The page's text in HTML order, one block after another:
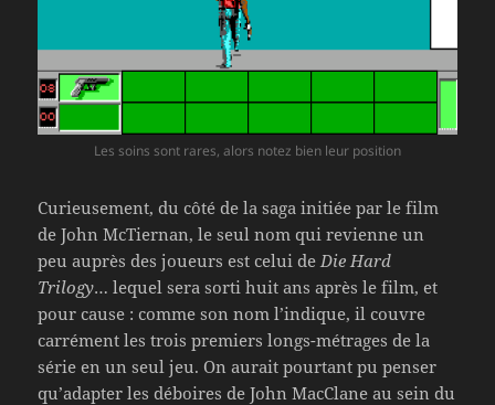
Les soins sont rares, alors notez bien leur position
Curieusement, du côté de la saga initiée par le film
de John McTiernan, le seul nom qui revienne un
peu auprès des joueurs est celui de Die Hard
Trilogy… lequel sera sorti huit ans après le film, et
pour cause : comme son nom l’indique, il couvre
carrément les trois premiers longs-métrages de la
série en un seul jeu. On aurait pourtant pu penser
qu’adapter les déboires de John MacClane au sein du